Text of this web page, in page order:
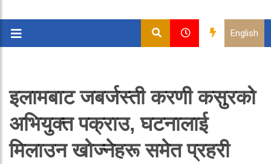
English
इलामबाट जबर्जस्ती करणी कसुरको
अभियुक्त पक्राउ, घटनालाई
मिलाउन खोज्नेहरू समेत प्रहरी